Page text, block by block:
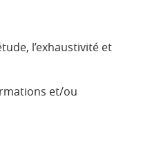
l’exhaustivité et
et/ou